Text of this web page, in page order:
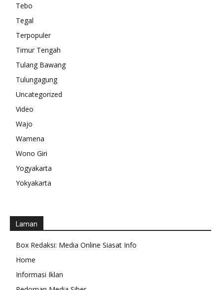
Tebo
Tegal
Terpopuler
Timur Tengah
Tulang Bawang
Tulungagung
Uncategorized
Video
Wajo
Wamena
Wono Giri
Yogyakarta
Yokyakarta
Laman
Box Redaksi: Media Online Siasat Info
Home
Informasi Iklan